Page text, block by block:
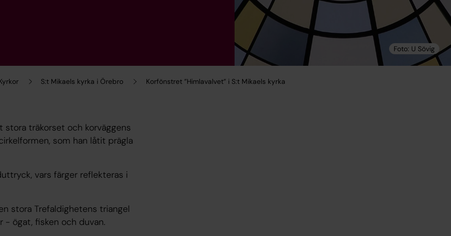
S:t Mikaels kyrka i Örebro Korfönstret ”Himlavalvet” i S:t Mikaels kyrka
träkorset och korväggens
som han låtit prägla
vars färger reflekteras i
stora Trefaldighetens triangel
- ögat, fisken och duvan.